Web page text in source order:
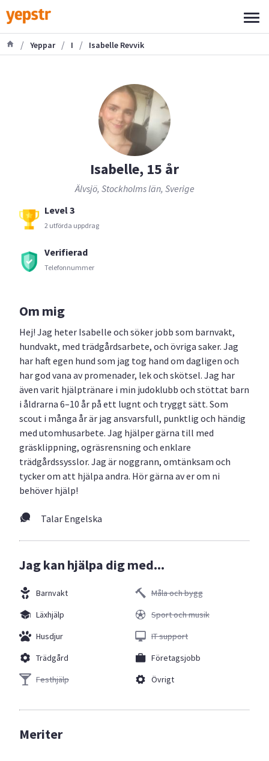
/ Yeppar / I / Isabelle Revvik
Isabelle, 15 år
Älvsjö, Stockholms län, Sverige
Level 3
2 utförda uppdrag
Verifierad
Telefonnummer
Om mig
Hej! Jag heter Isabelle och söker jobb som barnvakt,
hundvakt, med trädgårdsarbete, och övriga saker. Jag
har haft egen hund som jag tog hand om dagligen och
har god vana av promenader, lek och skötsel. Jag har
även varit hjälptränare i min judoklubb och stöttat barn
i åldrarna 6–10 år på ett lugnt och tryggt sätt. Som
scout i många år är jag ansvarsfull, punktlig och händig
med utomhusarbete. Jag hjälper gärna till med
gräsklippning, ogräsrensning och enklare
trädgårdssysslor. Jag är noggrann, omtänksam och
tycker om att hjälpa andra. Hör gärna av er om ni
behöver hjälp!
Talar Engelska
Jag kan hjälpa dig med...
Barnvakt
Läxhjälp
Husdjur
Trädgård
Festhjälp
Måla och bygg
Sport och musik
IT support
Företagsjobb
Övrigt
Meriter